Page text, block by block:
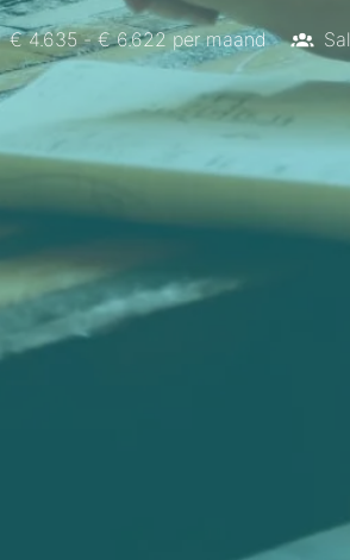
€ 4.635 - € 6.622 per maand